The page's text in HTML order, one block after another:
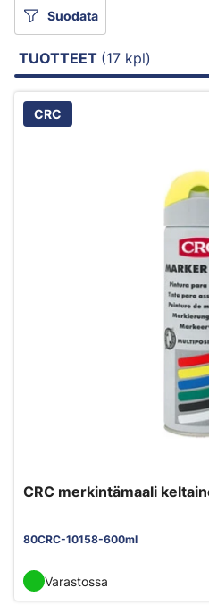
Suodata
TUOTTEET (17 kpl)
CRC
CRC merkintämaali
80CRC-10158-600ml
Varastossa